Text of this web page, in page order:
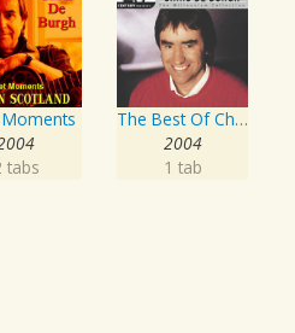
tabs
The Best Of Chris de Burgh 20th Century Masters The Millennium Collection
2004
1 tab